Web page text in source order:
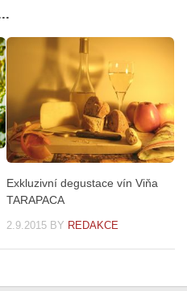
Exkluzivní degustace vín Viňa
TARAPACA
2.9.2015 BY REDAKCE